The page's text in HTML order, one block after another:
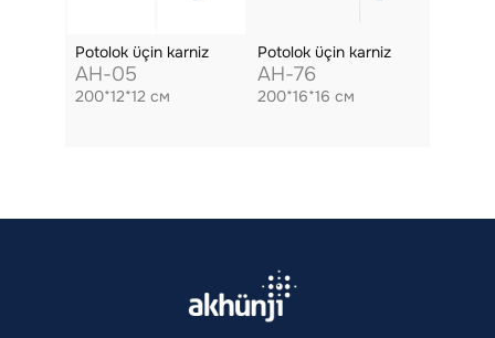
Potolok üçin karniz
AH-05
200*12*12 см
Potolok üçin karniz
AH-76
200*16*16 см